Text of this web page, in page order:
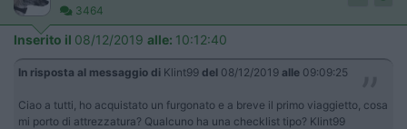
3464
Inserito il 08/12/2019 alle: 10:12:40
In risposta al messaggio di Klint99 del 08/12/2019 alle 09:09:25
Ciao a tutti, ho acquistato un furgonato e a breve il primo viaggietto, cosa
mi porto di attrezzatura? Qualcuno ha una checklist tipo? Klint99